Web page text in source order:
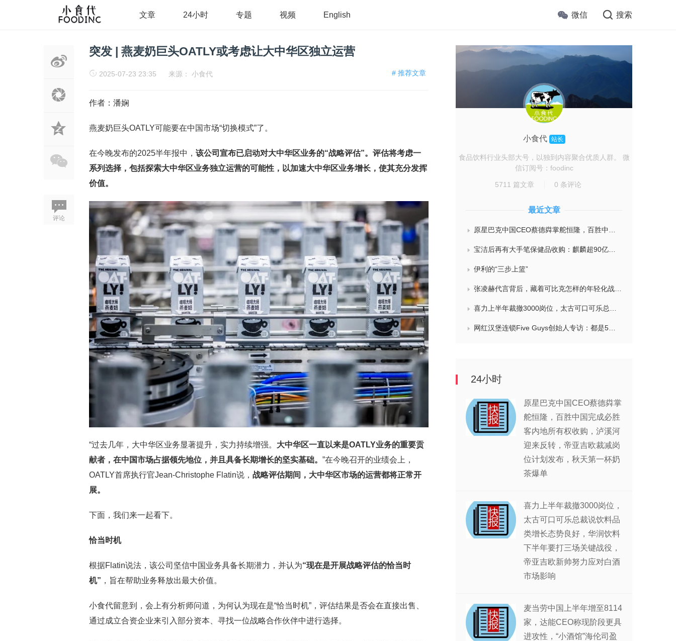
文章 24小时 专题 视频 English 微信 搜索
评论
突发 | 燕麦奶巨头OATLY或考虑让大中华区独立运营
# 推荐文章
2025-07-23 23:35 来源： 小食代
作者：潘娴
燕麦奶巨头OATLY可能要在中国市场“切换模式”了。
在今晚发布的2025半年报中， 该公司宣布已启动对大中华区业务的“战略评估”。评估将考虑一
系列选择，包括探索大中华区业务独立运营的可能性，以加速大中华区业务增长，使其充分发挥
价值。
“过去几年，大中华区业务显著提升，实力持续增强。 大中华区一直以来是OATLY业务的重要贡
献者，在中国市场占据领先地位，并且具备长期增长的坚实基础。 ”在今晚召开的业绩会上，
OATLY首席执行官Jean-Christophe Flatin说， 战略评估期间，大中华区市场的运营都将正常开
展。
下面，我们来一起看下。
恰当时机
根据Flatin说法，该公司坚信中国业务具备长期潜力，并认为“现在是开展战略评估的恰当时
机” ，旨在帮助业务释放出最大价值。
小食代留意到，会上有分析师问道，为何认为现在是“恰当时机”，评估结果是否会在直接出售、
通过成立合资企业来引入部分资本、寻找一位战略合作伙伴中进行选择。
小食代 站长
食品饮料行业头部大号，以独到内容聚合优质人群。 微
信订阅号：foodinc
5711 篇文章 0 条评论
最近文章
原星巴克中国CEO蔡德粦掌舵恒隆，百胜中国完成必胜客内地所有权收购，泸溪河迎来反转，帝亚吉欧裁减岗位计划发布，秋天第一杯奶茶爆单
宝洁后再有大手笔保健品收购：麒麟超90亿拿下健美生，在华已入驻山姆和开市客等多渠道，为何超300亿资本一周内“疯抢”VMS？
伊利的“三步上篮”
张凌赫代言背后，藏着可比克怎样的年轻化战略？
喜力上半年裁撤3000岗位，太古可口可乐总裁说饮料品类增长态势良好，华润饮料下半年要打三场关键战役，帝亚吉欧新帅努力应对白酒市场影响
网红汉堡连锁Five Guys创始人专访：都是5个儿子和妻子在打理，绝不会与麦当劳正面竞争，要公司上市或卖盘的建议不时出现
24小时
原星巴克中国CEO蔡德粦掌
舵恒隆，百胜中国完成必胜
客内地所有权收购，泸溪河
迎来反转，帝亚吉欧裁减岗
位计划发布，秋天第一杯奶
茶爆单
喜力上半年裁撤3000岗位，
太古可口可乐总裁说饮料品
类增长态势良好，华润饮料
下半年要打三场关键战役，
帝亚吉欧新帅努力应对白酒
市场影响
麦当劳中国上半年增至8114
家，达能CEO称现阶段更具
进攻性，“小酒馆”海伦司盈